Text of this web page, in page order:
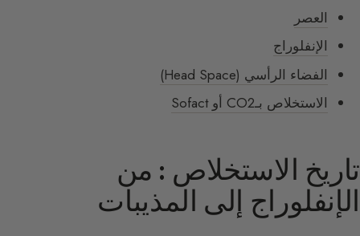
العصر
الإنفلوراج
الفضاء الرأسي (Head Space)
الاستخلاص بـCO2 أو Sofact
تاريخ الاستخلاص : من
الإنفلوراج إلى المذيبات